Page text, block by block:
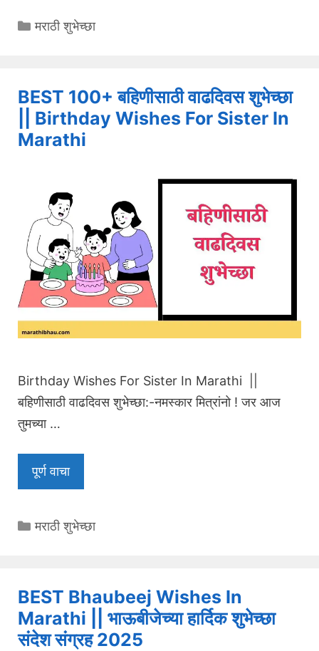
Categories
मराठी शुभेच्छा
BEST 100+ बहिणीसाठी वाढदिवस शुभेच्छा
|| Birthday Wishes For Sister In
Marathi
Birthday Wishes For Sister In Marathi ||
बहिणीसाठी वाढदिवस शुभेच्छा:-नमस्कार मित्रांनो ! जर आज
तुमच्या …
पूर्ण वाचा
Categories
मराठी शुभेच्छा
BEST Bhaubeej Wishes In
Marathi || भाऊबीजेच्या हार्दिक शुभेच्छा
संदेश संग्रह 2025